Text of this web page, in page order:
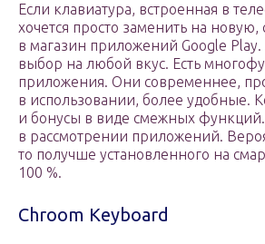
Если клавиатура, встроенная в
хочется просто заменить на новую,
в магазин приложений Google
выбор на любой вкус. Есть
приложения. Они современнее,
в использовании, более удобные.
и бонусы в виде смежных
в рассмотрении приложений.
то получше установленного на
100 %.
Chroom Keyboard